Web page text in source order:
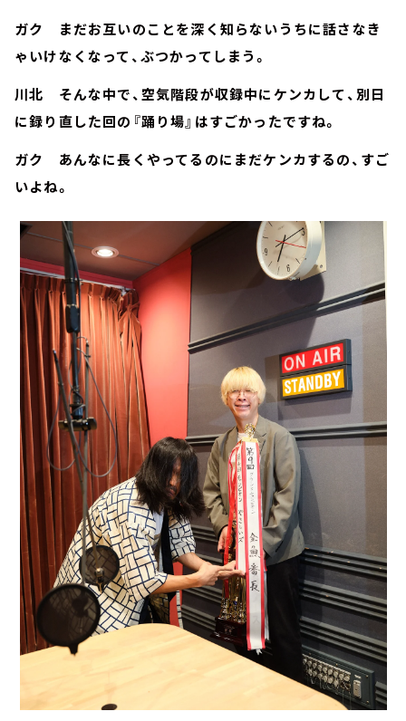
ガク まだお互いのことを深く知らないうちに話さなき
ゃいけなくなって、ぶつかってしまう。
川北 そんな中で、空気階段が収録中にケンカして、別日
に録り直した回の『踊り場』はすごかったですね。
ガク あんなに長くやってるのにまだケンカするの、すご
いよね。